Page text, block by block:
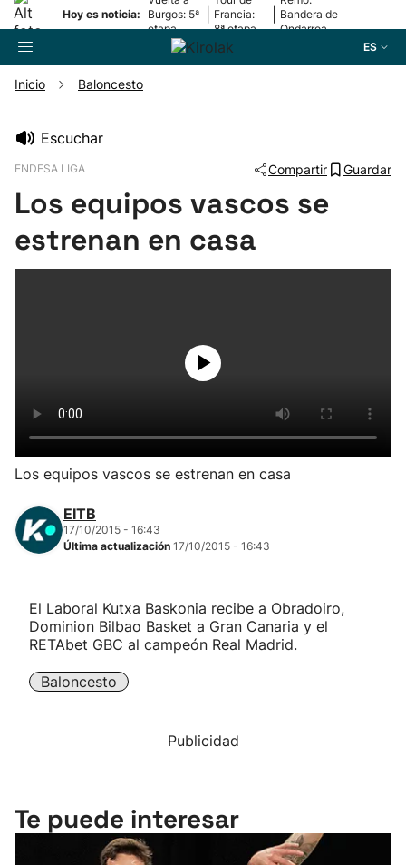
Hoy es noticia:
Burgos: 5ª
etapa
Francia:
8ª etapa
Bandera de
Ondarroa
ES
Pelota
Herri-kirolak
Balonmano
Kirolak 360
Carreras de montaña
Más deportes
Inicio Baloncesto
Escuchar
ENDESA LIGA Compartir Guardar
Los equipos vascos se
estrenan en casa
Los equipos vascos se estrenan en casa
EITB
17/10/2015 - 16:43
Última actualización 17/10/2015 - 16:43
El Laboral Kutxa Baskonia recibe a Obradoiro,
Dominion Bilbao Basket a Gran Canaria y el
RETAbet GBC al campeón Real Madrid.
Baloncesto
Publicidad
Te puede interesar